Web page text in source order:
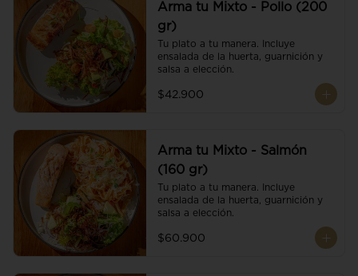
Arma tu Mixto - Pollo (200
gr)
Tu plato a tu manera. Incluye
ensalada de la huerta, guarnición y
salsa a elección.
$42.900
Arma tu Mixto - Salmón
(160 gr)
Tu plato a tu manera. Incluye
ensalada de la huerta, guarnición y
salsa a elección.
$60.900